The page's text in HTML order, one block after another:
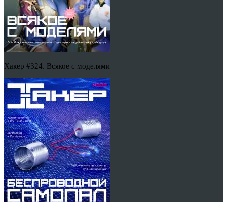
Хакер #324. Всякое с моделями